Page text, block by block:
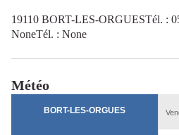
19110 BORT-LES-ORGUESTél. :
NoneTél. : None
Météo